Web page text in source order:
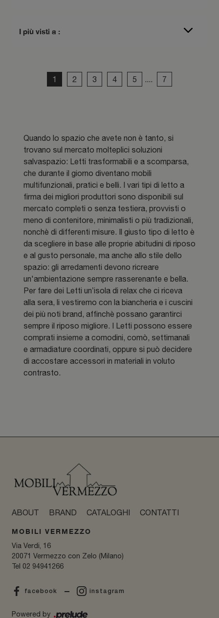
I più visti a :
1 2 3 4 5 .... 7
Quando lo spazio che avete non è tanto, si
trovano sul mercato molteplici soluzioni
salvaspazio: Letti trasformabili e a scomparsa,
che durante il giorno diventano mobili
multifunzionali, pratici e belli. I vari tipi di letto a
firma dei migliori produttori sono disponibili sul
mercato completi o senza testiera, provvisti o
meno di contenitore, minimalisti o più tradizionali,
nonchè di differenti misure. Il giusto tipo di letto è
da scegliere in base alle proprie abitudini di riposo
e al gusto personale, ma anche allo stile dello
spazio: gli arredamenti devono ricreare
un'ambientazione sempre rasserenante e bella.
Per fare dei Letti un’isola di relax che ci riceva
alla sera, li vestiremo con la biancheria e i cuscini
dei più noti brand, affinchè possano garantirci
sempre il riposo migliore. I Letti possono essere
comprati insieme a comodini, comò, settimanali
e armadiature coordinati, oppure si può decidere
di accostare accessori in materiali in voluto
contrasto.
ABOUT BRAND CATALOGHI CONTATTI
MOBILI VERMEZZO
Via Verdi, 16
20071 Vermezzo con Zelo (Milano)
Tel 02 94941266
facebook instagram
Powered by